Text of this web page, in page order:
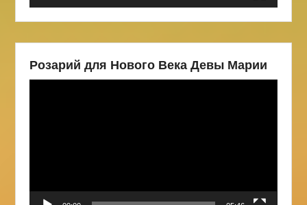
Розарий для Нового Века Девы Марии